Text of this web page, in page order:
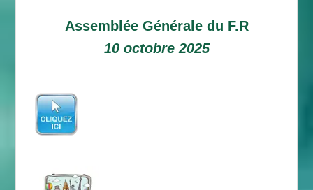
Assemblée Générale du F.R
10 octobre 2025